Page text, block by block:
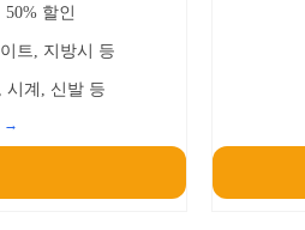
할인
트, 지방시 등
시계, 신발 등
→